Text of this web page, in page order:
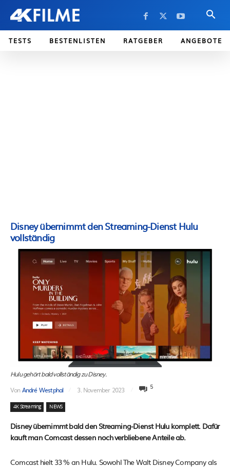
TESTS BESTENLISTEN RATGEBER ANGEBOTE
Disney übernimmt den Streaming-Dienst Hulu
vollständig
Hulu gehört bald vollständig zu Disney.
VonAndré Westphal 3. November 2023 5
4K Streaming NEWS
Disney übernimmt bald den Streaming-Dienst Hulu komplett. Dafür
kauft man Comcast dessen noch verbliebene Anteile ab.
Comcast hielt 33 % an Hulu. Sowohl The Walt Disney Company als